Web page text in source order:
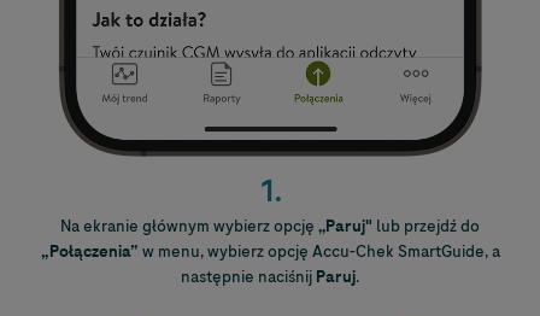
1.
Na ekranie głównym wybierz opcję ,,Paruj" lub przejdź do
„Połączenia” w menu, wybierz opcję Accu-Chek SmartGuide, a
następnie naciśnij Paruj.